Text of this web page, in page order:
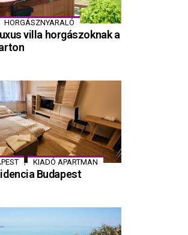
HORGÁSZNYARALÓ
villa horgászoknak a
, KIADÓ APARTMAN
Budapest